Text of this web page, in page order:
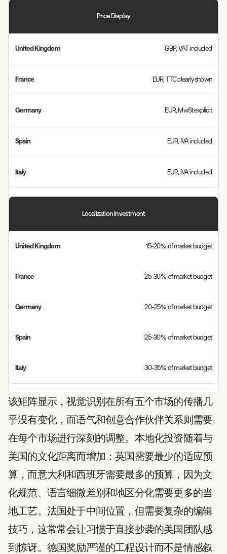
Price Display
GBP, VAT included
EUR, TTC clearly shown
EUR, MwSt explicit
EUR, IVA included
EUR, IVA included
Localization Investment
15-20% of market budget
25-30% of market budget
20-25% of market budget
25-30% of market budget
30-35% of market budget
该矩阵显示，视觉识别在所有五个市场的传播几
乎没有变化，而语气和创意合作伙伴关系则需要
在每个市场进行深刻的调整。本地化投资随着与
美国的文化距离而增加：英国需要最少的适应预
算，而意大利和西班牙需要最多的预算，因为文
化规范、语言细微差别和地区分化需要更多的当
地工艺。法国处于中间位置，但需要复杂的编辑
技巧，这常常会让习惯于直接抄袭的美国团队感
到惊讶。德国奖励严谨的工程设计而不是情感叙